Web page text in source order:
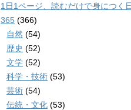
1日1ページ、読むだけで身につく
365 (366)
自然 (54)
歴史 (52)
文学 (52)
科学・技術 (53)
芸術 (54)
伝統・文化 (53)